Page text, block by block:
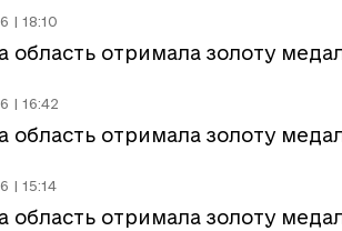
| 18:10
область отримала золоту
| 16:42
область отримала золоту
| 15:14
область отримала золоту